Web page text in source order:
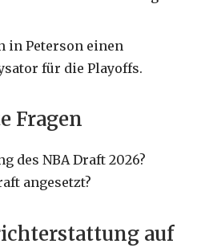
in Peterson einen
für die Playoffs.
Fragen
des NBA Draft 2026?
angesetzt?
auf